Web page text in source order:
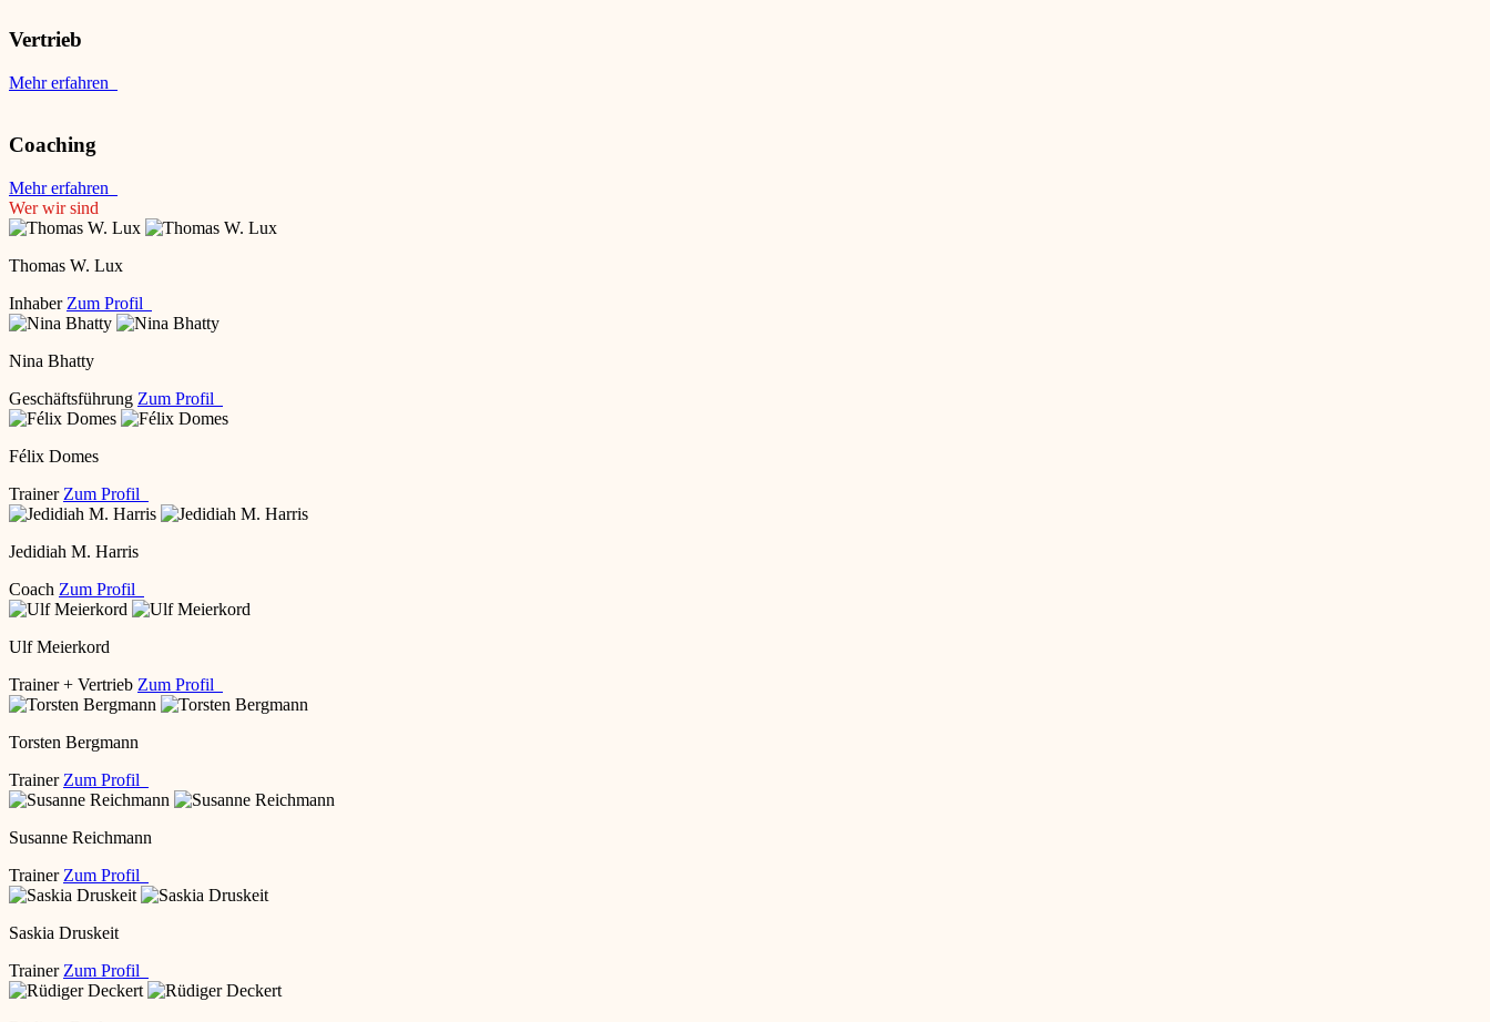
Vertrieb
Mehr erfahren
Coaching
Mehr erfahren
Wer wir sind
Thomas W. Lux
Inhaber Zum Profil
Nina Bhatty
Geschäftsführung Zum Profil
Félix Domes
Trainer Zum Profil
Jedidiah M. Harris
Coach Zum Profil
Ulf Meierkord
Trainer + Vertrieb Zum Profil
Torsten Bergmann
Trainer Zum Profil
Susanne Reichmann
Trainer Zum Profil
Saskia Druskeit
Trainer Zum Profil